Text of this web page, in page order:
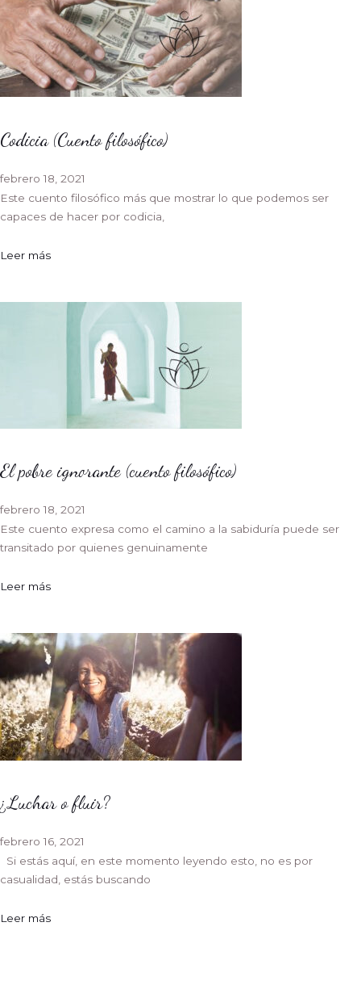
Codicia (Cuento filosófico)
febrero 18, 2021
Este cuento filosófico más que mostrar lo que podemos ser
capaces de hacer por codicia,
Leer más
El pobre ignorante (cuento filosófico)
febrero 18, 2021
Este cuento expresa como el camino a la sabiduría puede ser
transitado por quienes genuinamente
Leer más
¿Luchar o fluir?
febrero 16, 2021
Si estás aquí, en este momento leyendo esto, no es por
casualidad, estás buscando
Leer más